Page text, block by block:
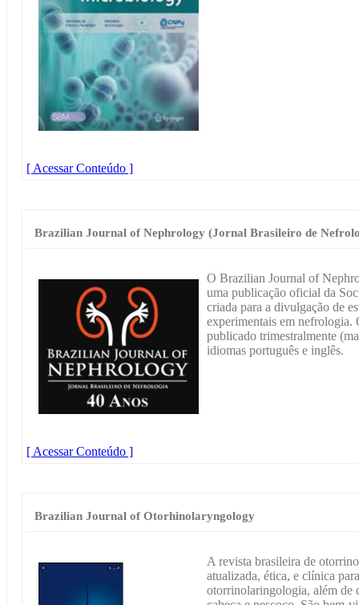
[ Acessar Conteúdo ]
Brazilian Journal of Nephrology (Jornal Brasileiro de
O Brazilian Journal of
uma publicação oficial da
criada para a divulgação de
experimentais em nefrologia.
publicado trimestralmente
idiomas português e inglês.
[ Acessar Conteúdo ]
Brazilian Journal of Otorhinolaryngology
A revista brasileira de
atualizada, ética, e clínica
otorrinolaringologia, além de